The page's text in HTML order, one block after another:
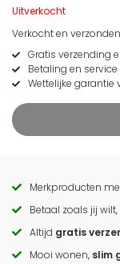
Uitverkocht
Verkocht en
Gratis verzending
Betaling en
Wettelijke garantie
Call
to
actions
Merkproducten
Betaal zoals jij
Altijd gratis
Mooi wonen, slim